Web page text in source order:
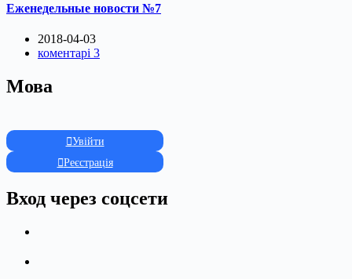
Еженедельные новости №7
2018-04-03
коментарі 3
Мова
Увійти
Реєстрація
Вход через соцсети